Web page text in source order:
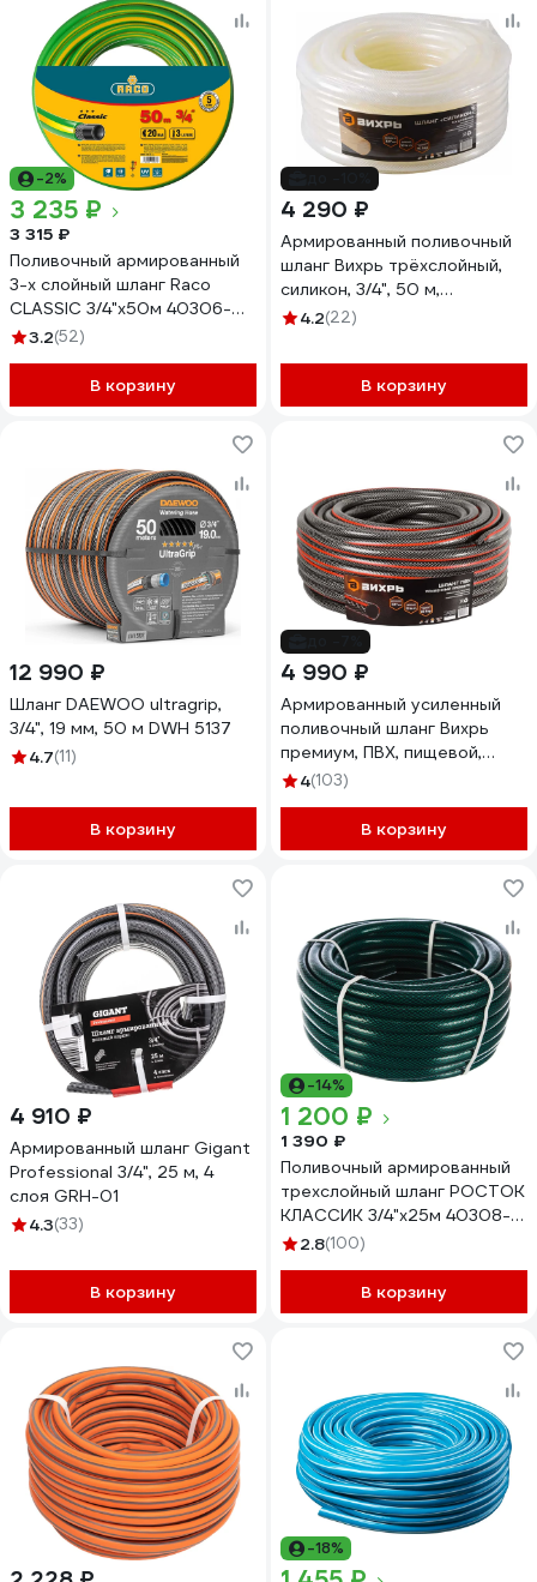
-2%
3 235 ₽
3 315 ₽
Поливочный армированный
3-х слойный шланг Raco
CLASSIC 3/4"x50м 40306-
3/4-50_z01
3.2(52)
В корзину
4 290 ₽
Армированный поливочный
шланг Вихрь трёхслойный,
силикон, 3/4", 50 м,
прозрачный 73/7/2/32
4.2(22)
В корзину
12 990 ₽
Шланг DAEWOO ultragrip,
3/4", 19 мм, 50 м DWH 5137
4.7(11)
В корзину
4 990 ₽
Армированный усиленный
поливочный шланг Вихрь
премиум, ПВХ, пищевой,
трехслойный, 3/4", 50 м
4(103)
В корзину
4 910 ₽
Армированный шланг Gigant
Professional 3/4", 25 м, 4
слоя GRH-01
4.3(33)
В корзину
-14%
1 200 ₽
1 390 ₽
Поливочный армированный
трехслойный шланг РОСТОК
КЛАССИК 3/4"x25м 40308-
3/4-25_z01
2.8(100)
В корзину
-18%